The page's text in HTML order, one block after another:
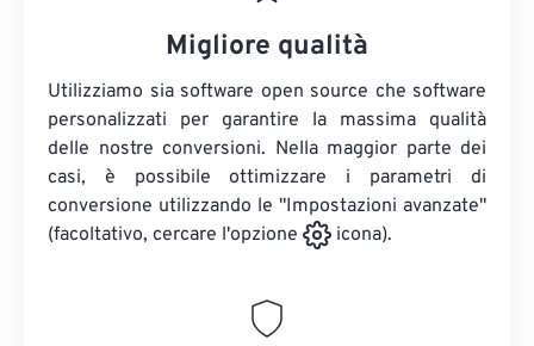
Migliore qualità
Utilizziamo sia software open source che software
personalizzati per garantire la massima qualità
delle nostre conversioni. Nella maggior parte dei
casi, è possibile ottimizzare i parametri di
conversione utilizzando le "Impostazioni avanzate"
(facoltativo, cercare l'opzione
icona).